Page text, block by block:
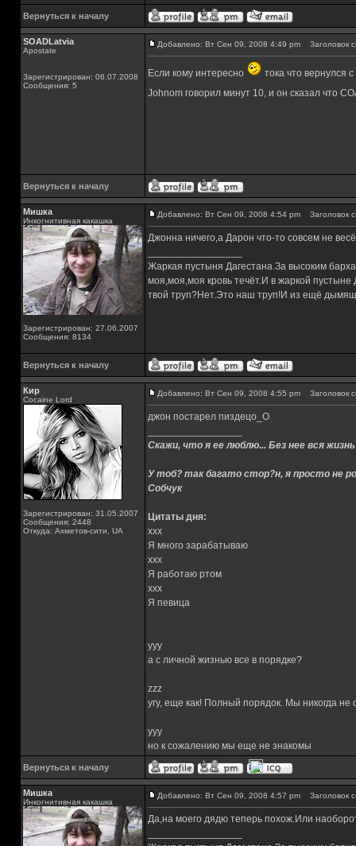
Вернуться к началу
SOADLatvia
Apostate
Зарегистрирован: 06.07.2008
Сообщения: 5
Добавлено: Вт Сен 09, 2008 4:49 pm Заголовок
Если кому интересно
тока что вернулся
Johnom говорил минут 10, и он сказал что
Вернуться к началу
Мишка
Инкогнитивная какашка
Зарегистрирован: 27.06.2007
Сообщения: 8134
Добавлено: Вт Сен 09, 2008 4:54 pm Заголовок
Джонна ничего,а Дарон что-то совсем не
Жаркая пустыня Дагестана.За высоким
моя,моя,моя кровь течёт.И в жаркой
твой труп?Нет.Это наш труп!И из ещё
Вернуться к началу
Кир
Cocaine Lord
Зарегистрирован: 31.05.2007
Сообщения: 2448
Откуда: Ахметов-сити, UA
Добавлено: Вт Сен 09, 2008 4:55 pm Заголовок
джон постарел пиздецо_О
Скажи, что я ее люблю... Без нее вся
У тоб? так багато стор?н, я просто не
Собчук
Цитаты дня:
xxx
Я много зарабатываю
xxx
Я работаю ртом
xxx
Я певица
yyy
а с личной жизнью все в порядке?
zzz
угу, еще как! Полный порядок. Мы никогда
yyy
но к сожалению мы еще не знакомы
Вернуться к началу
Мишка
Инкогнитивная какашка
Добавлено: Вт Сен 09, 2008 4:57 pm Заголовок
Да,на моего дядю теперь похож.Или